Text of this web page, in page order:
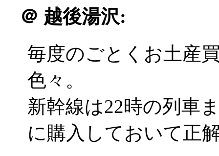
＠ 越後湯沢:
毎度のごとくお土産
色々。
新幹線は22時の列車
に購入しておいて正